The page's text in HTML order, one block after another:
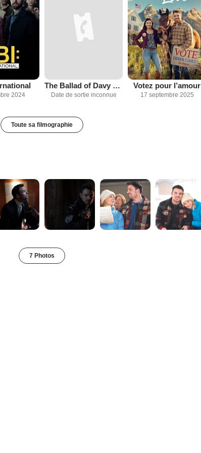
2024
The Ballad of Davy Crockett
Date de sortie inconnue
Votez pour l’amour
17 septembre 2025
Toute sa filmographie
7 Photos